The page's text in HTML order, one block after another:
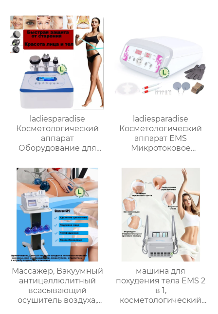
ladiesparadise
Косметологический
аппарат
Оборудование для
мультиполярный
ультразвуковой
светодиодный
косметический
инструмент JF025
ladiesparadise
Косметологический
аппарат EMS
Микротоковое
устройство MS11R6
Массажер, Вакуумный
антицеллюлитный
всасывающий
осушитель воздуха,
машина для
похудения тела EMS 2
в 1,
косметологический